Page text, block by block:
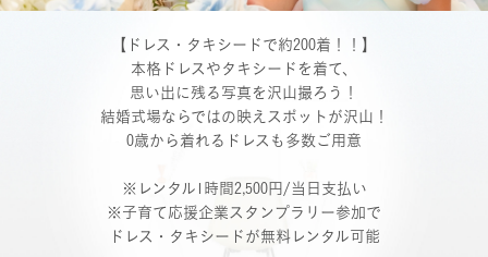
【ドレス・タキシードで約200着！！】
本格ドレスやタキシードを着て、
思い出に残る写真を沢山撮ろう！
結婚式場ならではの映えスポットが沢山！
0歳から着れるドレスも多数ご用意
※レンタル1時間2,500円/当日支払い
※子育て応援企業スタンプラリー参加で
ドレス・タキシードが無料レンタル可能